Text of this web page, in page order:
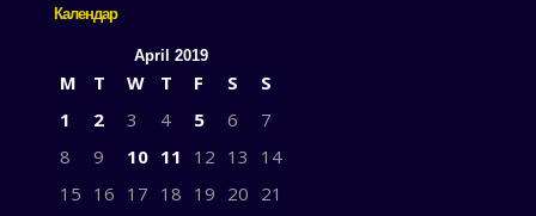
Календар
April 2019
M T W T F S
S
1
2 3 4 5 6
7
8
9 10 11 12 13
14
15 16 17 18 19 20 21